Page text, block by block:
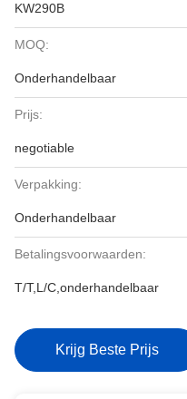
KW290B
MOQ:
Onderhandelbaar
Prijs:
negotiable
Verpakking:
Onderhandelbaar
Betalingsvoorwaarden:
T/T,L/C,onderhandelbaar
Krijg Beste Prijs